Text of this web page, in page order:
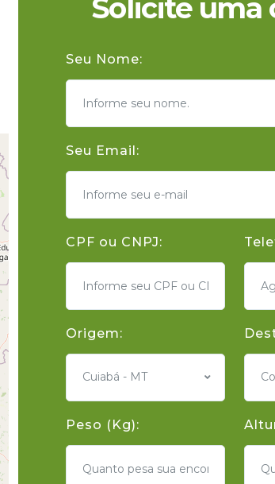
Solicite uma
Seu Nome:
Seu Email:
CPF ou CNPJ:
Origem:
Cuiabá - MT
Peso (Kg):